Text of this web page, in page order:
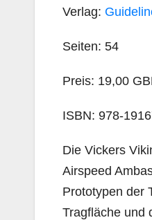
Verlag:
Seiten: 54
Preis: 19,00
ISBN: 978-
Die Vickers
Airspeed
Prototypen der
Tragfläche und